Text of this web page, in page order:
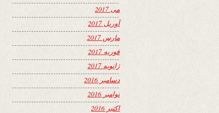
می 2017
آوریل 2017
مارس 2017
فوریه 2017
ژانویه 2017
دسامبر 2016
نوامبر 2016
اکتبر 2016